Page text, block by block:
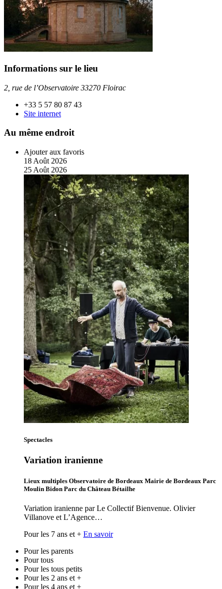
Informations sur le lieu
2, rue de l’Observatoire 33270 Floirac
+33 5 57 80 87 43
Site internet
Au même endroit
Ajouter aux favoris
18 Août 2026
25 Août 2026
Spectacles
Variation iranienne
Lieux multiples Observatoire de Bordeaux Mairie de Bordeaux Parc
Moulin Bidon Parc du Château Bétailhe
Variation iranienne par Le Collectif Bienvenue. Olivier
Villanove et L’Agence…
Pour les 7 ans et + En savoir
Pour les parents
Pour tous
Pour les tous petits
Pour les 2 ans et +
Pour les 4 ans et +